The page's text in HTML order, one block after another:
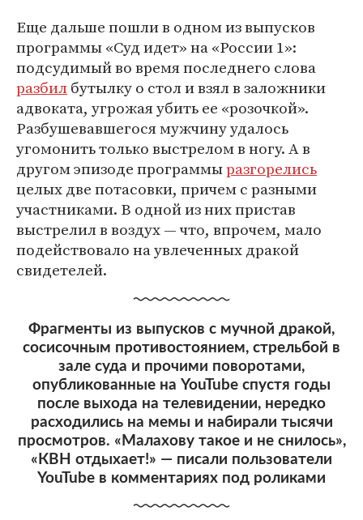
Еще дальше пошли в одном из выпусков
программы «Суд идет» на «России 1»:
подсудимый во время последнего слова
разбилбутылку о стол и взял в заложники
адвоката, угрожая убить ее «розочкой».
Разбушевавшегося мужчину удалось
угомонить только выстрелом в ногу. А в
другом эпизоде программыразгорелись
целых две потасовки, причем с разными
участниками. В одной из них пристав
выстрелил в воздух — что, впрочем, мало
подействовало на увлеченных дракой
свидетелей.
Фрагменты из выпусков с мучной дракой,
сосисочным противостоянием, стрельбой в
зале суда и прочими поворотами,
опубликованные на YouTube спустя годы
после выхода на телевидении, нередко
расходились на мемы и набирали тысячи
просмотров. «Малахову такое и не снилось»,
«КВН отдыхает!» — писали пользователи
YouTube в комментариях под роликами